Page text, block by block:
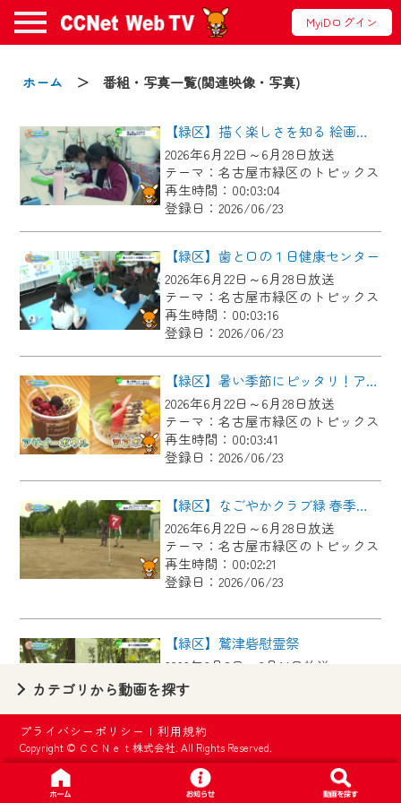
MyiDログイン
ホーム ＞ 番組・写真一覧(関連映像・写真)
【緑区】描く楽しさを知る 絵画教室ボザール
2026年6月22日～6月28日放送
テーマ：名古屋市緑区のトピックス
再生時間：00:03:04
登録日：2026/06/23
【緑区】歯と口の１日健康センター
2026年6月22日～6月28日放送
テーマ：名古屋市緑区のトピックス
再生時間：00:03:16
登録日：2026/06/23
【緑区】暑い季節にピッタリ！アサイーボウル専門店
2026年6月22日～6月28日放送
テーマ：名古屋市緑区のトピックス
再生時間：00:03:41
登録日：2026/06/23
【緑区】なごやかクラブ緑 春季グラウンド・ゴルフ大会
2026年6月22日～6月28日放送
テーマ：名古屋市緑区のトピックス
再生時間：00:02:21
登録日：2026/06/23
【緑区】鷲津砦慰霊祭
2026年6月8日～6月14日放送
テーマ：名古屋市緑区のトピックス
再生時間：00:02:44
登録日：2026/06/23
【緑区】中日ドラゴンズOB 春華しろつち保育園で野球教室
2026年6月8日～6月14日放送
カテゴリから動画を探す
プライバシーポリシー |利用規約
Copyright © ＣＣＮｅｔ株式会社. All Rights Reserved.
お知らせ
2024/09/02
動画配信サービス『CCNet Web TV』は2024
年9月24日からリニューアルします！
【変更点】
◆デザイン変更により、お住まいの地域
の動画コンテンツが一目瞭然。
◆当社アプリやＰＣブラウザから、いつ
でも・どこでも・外出先でも！
CCNetサービスエリア20市町の地域情報
番組をご視聴いただけます！
【ご注意】
2024年9月24日からはご加入者様へのサー
ビス向上のため、
『CCNet Web TV』を利用いただくには、
一部コンテンツを除き、
CCNetサービスへの加入と『CCNetマイ
ページ※』へのログインが必要となりま
す。
いたします。
要となります。
※MyIDとは、CCNet Web TVを含むCCNetの
各種サービスをご利用頂くためのIDです。
IDはお客様が使っているメールアドレス
で設定できます。